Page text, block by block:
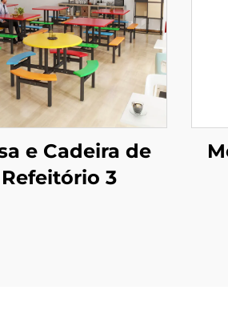
e Cadeira de
Refeitório 3